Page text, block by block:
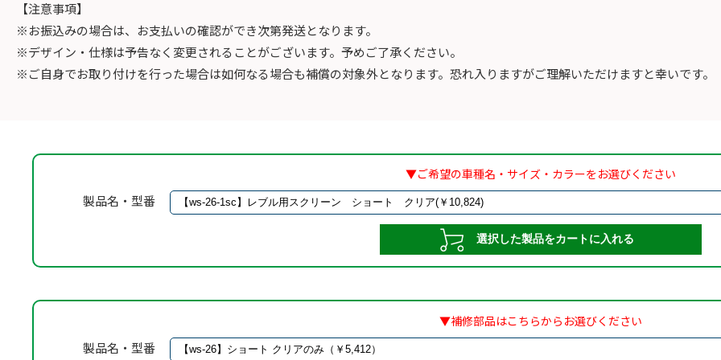
【注意事項】
※お振込みの場合は、お支払いの確認ができ次第発送となります。
※デザイン・仕様は予告なく変更されることがございます。予めご了承ください。
※ご自身でお取り付けを行った場合は如何なる場合も補償の対象外となります。恐れ入りますがご理解いただけますと幸いです。
▼ご希望の車種名・サイズ・カラーをお選びください
製品名・型番
▼補修部品はこちらからお選びください
製品名・型番